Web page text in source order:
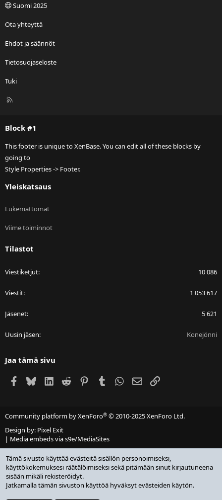
Suomi 2025
Ota yhteyttä
Ehdot ja säännöt
Tietosuojaseloste
Tuki
R
Block #1
This footer is unique to XenBase. You can edit all of these blocks by
going to
Style Properties -> Footer.
Yleiskatsaus
Lukemattomat
Viime toiminnot
Tilastot
Viestiketjut 10 086
Viestit 1 053 617
Jäsenet 5 621
Uusin jäsen Konejönni
Jaa tämä sivu
Facebook
BlueskyLinkedIn
Reddit PinterestTumblr WhatsApp
Sähköposti
Linkki
Community platform by XenForo® © 2010-2025 XenForo Ltd.
Design by: Pixel Exit
| Media embeds via s9e/MediaSites
Tämä sivusto käyttää evästeitä sisällön personoimiseksi,
käyttökokemuksesi räätälöimiseksi sekä pitämään sinut kirjautuneena
sisään mikäli rekisteröidyt.
Jatkamalla tämän sivuston käyttöä hyväksyt evästeiden käytön.